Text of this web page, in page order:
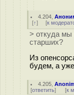
4.204 ,
[↑] [к
> откуда
старших?
Из
будем, а
4.205 ,
[ответить] [к